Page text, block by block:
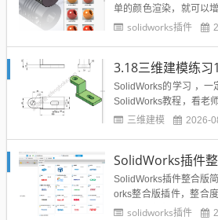
单的颜色渲染，就可以
不同零件的颜色，可以
博客给大家分享比较知名
solidworks插件
3.18三维建模练习1
SolidWorks的学习 ，一
SolidWorks教程，看老
是如果真的动手画图，
更快。那么从这节课开
三维建模 2026-
SolidWorks插件整合版
orks整合版插件，整合
生成带参数特征的模型
solidworks插件